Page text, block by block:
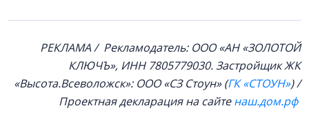
РЕКЛАМА / Рекламодатель: ООО «АН «ЗОЛОТОЙ
КЛЮЧЪ», ИНН 7805779030. Застройщик ЖК
«Высота.Всеволожск»: ООО «СЗ Стоун» (ГК «СТОУН») /
Проектная декларация на сайтенаш.дом.рф